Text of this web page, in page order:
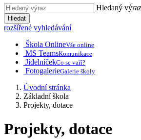
Hledaný výraz
Hledat
rozšířené vyhledávání
Škola OnlineVše online
MS TeamsKomunikace
JídelníčekCo se vaří?
FotogalerieGalerie školy
Úvodní stránka
Základní škola
Projekty, dotace
Projekty, dotace